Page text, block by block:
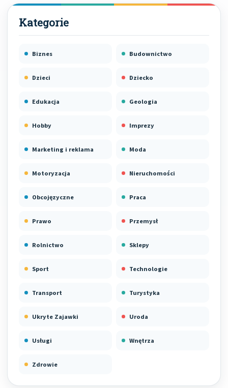
Biznes Budownictwo
Dzieci Dziecko
Edukacja Geologia
Hobby Imprezy
Marketing i reklama Moda
Motoryzacja Nieruchomości
Obcojęzyczne Praca
Prawo Przemysł
Rolnictwo Sklepy
Sport Technologie
Transport Turystyka
Ukryte Zajawki Uroda
Usługi Wnętrza
Zdrowie